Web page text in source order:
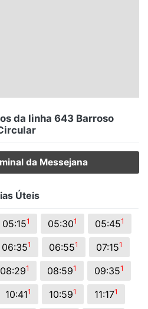
da linha 643 Barroso
da Messejana
Úteis
05:151 05:301 05:451
06:351 06:551 07:151
08:291 08:591 09:351
10:411 10:591 11:171